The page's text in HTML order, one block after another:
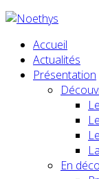
Accueil
Actualités
Présentation
En